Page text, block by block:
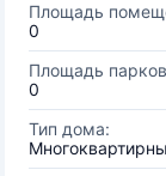
Площадь
0
Площадь
0
Тип дома: